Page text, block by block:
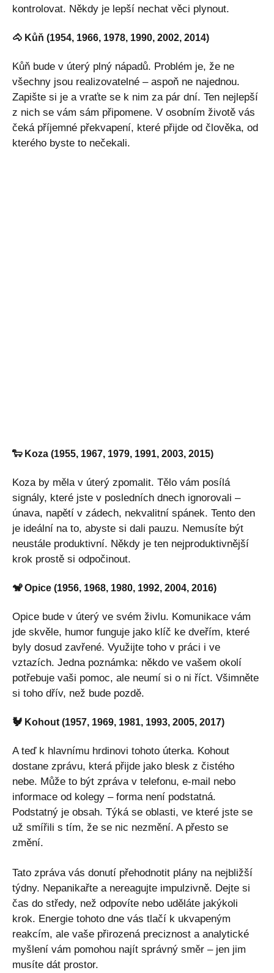
kontrolovat. Někdy je lepší nechat věci plynout.
🐴 Kůň (1954, 1966, 1978, 1990, 2002, 2014)
Kůň bude v úterý plný nápadů. Problém je, že ne
všechny jsou realizovatelné – aspoň ne najednou.
Zapište si je a vraťte se k nim za pár dní. Ten nejlepší
z nich se vám sám připomene. V osobním životě vás
čeká příjemné překvapení, které přijde od člověka, od
kterého byste to nečekali.
🐑 Koza (1955, 1967, 1979, 1991, 2003, 2015)
Koza by měla v úterý zpomalit. Tělo vám posílá
signály, které jste v posledních dnech ignorovali –
únava, napětí v zádech, nekvalitní spánek. Tento den
je ideální na to, abyste si dali pauzu. Nemusíte být
neustále produktivní. Někdy je ten nejproduktivnější
krok prostě si odpočinout.
🐒 Opice (1956, 1968, 1980, 1992, 2004, 2016)
Opice bude v úterý ve svém živlu. Komunikace vám
jde skvěle, humor funguje jako klíč ke dveřím, které
byly dosud zavřené. Využijte toho v práci i ve
vztazích. Jedna poznámka: někdo ve vašem okolí
potřebuje vaši pomoc, ale neumí si o ni říct. Všimněte
si toho dřív, než bude pozdě.
🐓 Kohout (1957, 1969, 1981, 1993, 2005, 2017)
A teď k hlavnímu hrdinovi tohoto úterka. Kohout
dostane zprávu, která přijde jako blesk z čistého
nebe. Může to být zpráva v telefonu, e-mail nebo
informace od kolegy – forma není podstatná.
Podstatný je obsah. Týká se oblasti, ve které jste se
už smířili s tím, že se nic nezmění. A přesto se
změní.
Tato zpráva vás donutí přehodnotit plány na nejbližší
týdny. Nepanikařte a nereagujte impulzivně. Dejte si
čas do středy, než odpovíte nebo uděláte jakýkoli
krok. Energie tohoto dne vás tlačí k ukvapeným
reakcím, ale vaše přirozená preciznost a analytické
myšlení vám pomohou najít správný směr – jen jim
musíte dát prostor.